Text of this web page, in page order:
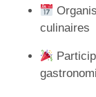
culinaires